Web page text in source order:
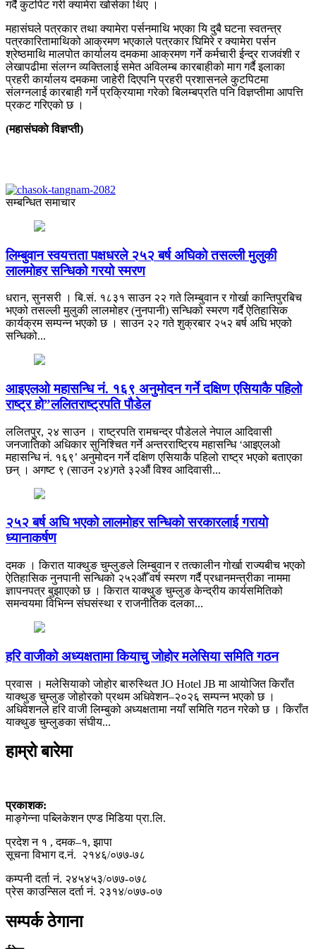
गर्दै कुटपिट गरी क्यामेरा खोसेका थिए ।
महासंघले पत्रकार तथा क्यामेरा पर्सनमाथि भएका यि दुबै घटना स्वतन्त्र
पत्रकारितामाथिको आक्रमण भएकाले पत्रकार घिमिरे र क्यामेरा पर्सन
श्रेष्ठमाथि मालपोत कार्यालय दमकमा आक्रमण गर्ने कर्मचारी ईन्द्र राजवंशी र
लेखापढीमा संलग्न व्यक्तिलाई समेत अविलम्ब कारबाहीको माग गर्दै इलाका
प्रहरी कार्यालय दमकमा जाहेरी दिएपनि प्रहरी प्रशासनले कुटपिटमा
संलग्नलाई कारबाही गर्ने प्रक्रियामा गरेको बिलम्बप्रति पनि विज्ञप्तीमा आपत्ति
प्रकट गरिएको छ ।
(महासंघकाे विज्ञप्ती)
सम्बन्धित समाचार
लिम्बुवान स्वयत्तता पक्षधरले २५२ बर्ष अघिको तसल्ली मुलुकी
लालमोहर सन्धिको गरयो स्मरण
धरान, सुनसरी । बि.सं. १८३१ साउन २२ गते लिम्बुवान र गोर्खा कान्तिपुरबिच
भएको तसल्ली मुलुकी लालमोहर (नुनपानी) सन्धिको स्मरण गर्दै ऐतिहासिक
कार्यक्रम सम्पन्न भएको छ । साउन २२ गते शुक्रबार २५२ बर्ष अघि भएको
सन्धिको...
आइएलओ महासन्धि नं. १६९ अनुमोदन गर्ने दक्षिण एसियाकै पहिलो
राष्ट्र हो”ललितराष्ट्रपति पौडेल
ललितपुर, २४ साउन । राष्ट्रपति रामचन्द्र पौडेलले नेपाल आदिवासी
जनजातिको अधिकार सुनिश्चित गर्ने अन्तरराष्ट्रिय महासन्धि ‘आइएलओ
महासन्धि नं. १६९’ अनुमोदन गर्ने दक्षिण एसियाकै पहिलो राष्ट्र भएको बताएका
छन् । अगष्ट ९ (साउन २४)गते ३२औं विश्व आदिवासी...
२५२ बर्ष अघि भएकाे लालमाेहर सन्धिकाे सरकारलाई गरायाे
ध्यानाकर्षण
दमक । किरात याक्थुङ चुम्लुङले लिम्बुवान र तत्कालीन गोर्खा राज्यबीच भएको
ऐतिहासिक नुनपानी सन्धिको २५२औँ वर्ष स्मरण गर्दै प्रधानमन्त्रीका नाममा
ज्ञापनपत्र बुझाएको छ । किरात याक्थुङ चुम्लुङ केन्द्रीय कार्यसमितिको
समन्वयमा विभिन्न संघसंस्था र राजनीतिक दलका...
हरि वाजीको अध्यक्षतामा कियाचु जोहोर मलेसिया समिति गठन
प्रवास । मलेसियाको जोहोर बारुस्थित JO Hotel JB मा आयोजित किराँत
याक्थुङ चुम्लुङ जोहोरको प्रथम अधिवेशन–२०२६ सम्पन्न भएको छ ।
अधिवेशनले हरि वाजी लिम्बुको अध्यक्षतामा नयाँ समिति गठन गरेको छ । किराँत
याक्थुङ चुम्लुङका संघीय...
हाम्रो बारेमा
प्रकाशक:
माङ्गेन्ना पब्लिकेशन एण्ड मिडिया प्रा.लि.
प्रदेश न १ , दमक–१, झापा
सूचना विभाग द.नं. २१४६/०७७-७८
कम्पनी दर्ता नं. २४५४५३/०७७-०७८
प्रेस काउन्सिल दर्ता नं. २३१४/०७७-०७
सम्पर्क ठेगाना